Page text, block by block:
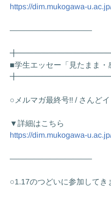
https://dim.mukogawa-
——————————–
■学生エッセー「見たまま・
○メルマガ最終号!! / さんどイ
▼詳細はこちら
https://dim.mukogawa-
——————————–
○1.17のつどいに参加してき